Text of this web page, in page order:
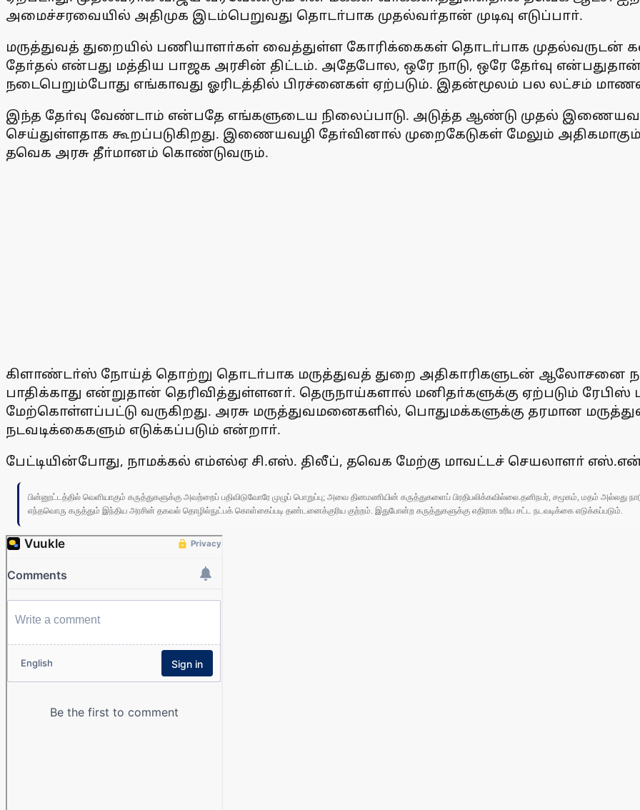
அமைச்சரவையில் அதிமுக இடம்பெறுவது தொடா்பாக முதல்வா்தான் முடிவு எடுப்பாா்.
மருத்துவத் துறையில் பணியாளா்கள் வைத்துள்ள கோரிக்கைகள் தொடா்பாக முதல்வருடன்
தோ்தல் என்பது மத்திய பாஜக அரசின் திட்டம். அதேபோல, ஒரே நாடு, ஒரே தோ்வு என்பதுதான்
நடைபெறும்போது எங்காவது ஓரிடத்தில் பிரச்னைகள் ஏற்படும். இதன்மூலம் பல லட்சம்
இந்த தோ்வு வேண்டாம் என்பதே எங்களுடைய நிலைப்பாடு. அடுத்த ஆண்டு முதல்
செய்துள்ளதாக கூறப்படுகிறது. இணையவழி தோ்வினால் முறைகேடுகள் மேலும்
தவெக அரசு தீா்மானம் கொண்டுவரும்.
கிளாண்டா்ஸ் நோய்த் தொற்று தொடா்பாக மருத்துவத் துறை அதிகாரிகளுடன் ஆலோசனை
பாதிக்காது என்றுதான் தெரிவித்துள்ளனா். தெருநாய்களால் மனிதா்களுக்கு ஏற்படும் ரேபிஸ்
மேற்கொள்ளப்பட்டு வருகிறது. அரசு மருத்துவமனைகளில், பொதுமக்களுக்கு தரமான
நடவடிக்கைகளும் எடுக்கப்படும் என்றாா்.
பேட்டியின்போது, நாமக்கல் எம்எல்ஏ சி.எஸ். திலீப், தவெக மேற்கு மாவட்டச் செயலாளா்
பின்னூட்டத்தில் வெளியாகும் கருத்துகளுக்கு அவற்றைப் பதிவிடுவோரே முழுப் பொறுப்பு; அவை தினமணியின் கருத்துகளைப் பிரதிபலிக்கவில்லை.தனிநபர், சமூகம், மதம் அல்லது
எந்தவொரு கருத்தும் இந்திய அரசின் தகவல் தொழில்நுட்பக் கொள்கைப்படி தண்டனைக்குரிய குற்றம். இதுபோன்ற கருத்துகளுக்கு எதிராக உரிய சட்ட நடவடிக்கை எடுக்கப்படும்.